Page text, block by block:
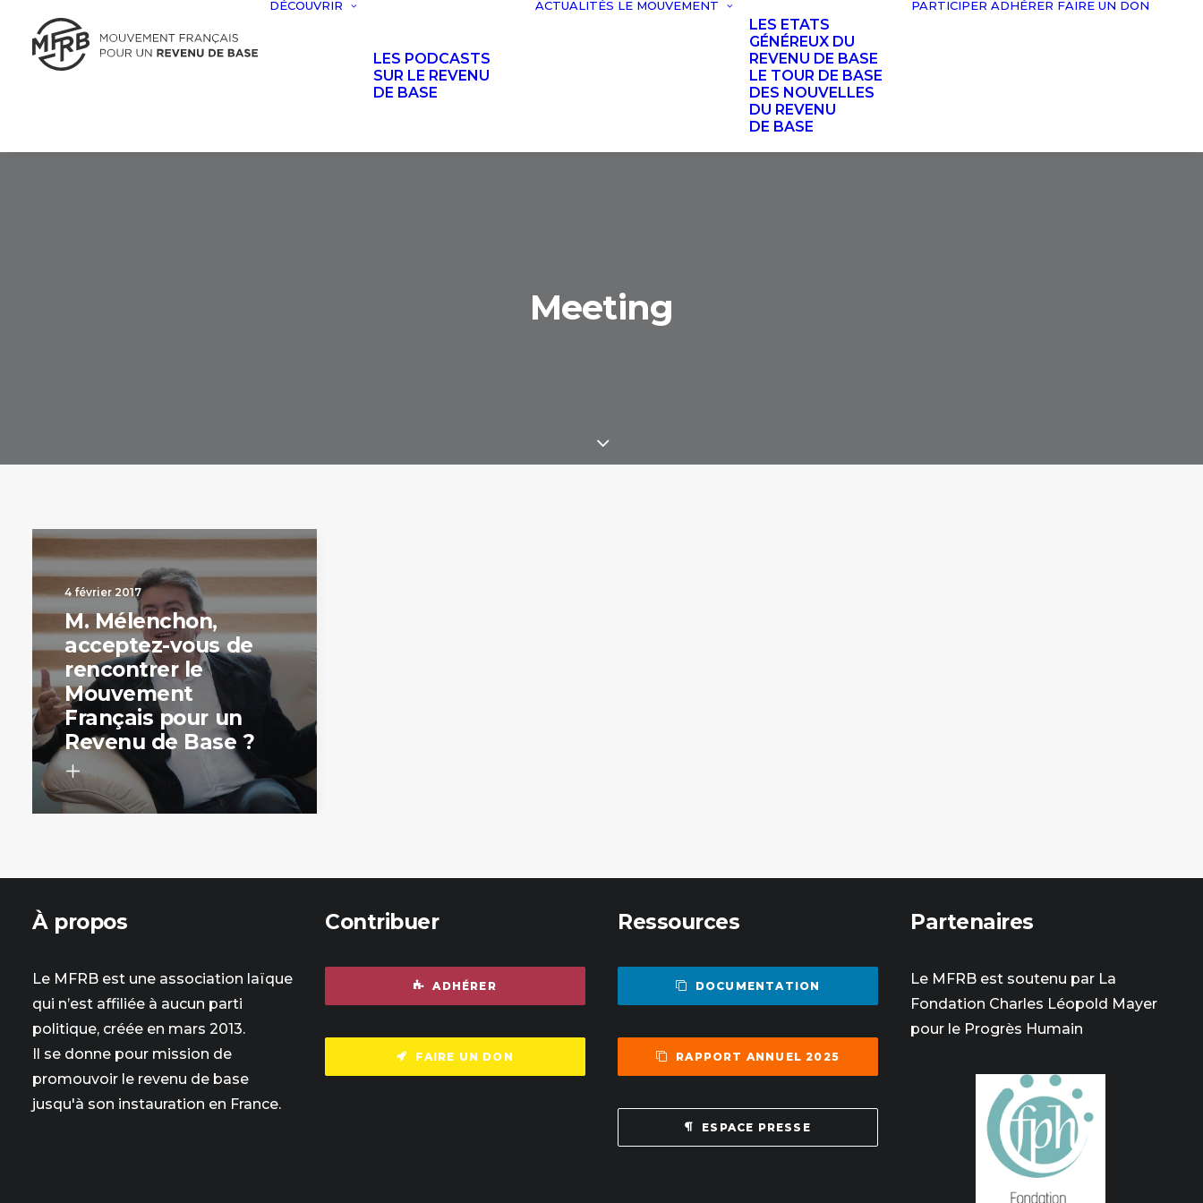
DÉCOUVRIR
LES PODCASTS
SUR LE REVENU
DE BASE
ACTUALITÉS LE MOUVEMENT
LES ETATS
GÉNÉREUX DU
REVENU DE BASE
LE TOUR DE BASE
DES NOUVELLES
DU REVENU
DE BASE
PARTICIPER ADHÉRER FAIRE UN DON
Meeting
4 février 2017
M. Mélenchon,
acceptez-vous de
rencontrer le
Mouvement
Français pour un
Revenu de Base ?
À propos
Le MFRB est une association laïque
qui n’est affiliée à aucun parti
politique, créée en mars 2013.
Il se donne pour mission de
promouvoir le revenu de base
jusqu'à son instauration en France.
Contribuer
ADHÉRER
FAIRE UN DON
Ressources
DOCUMENTATION
RAPPORT ANNUEL 2025
ESPACE PRESSE
Partenaires
Le MFRB est soutenu par La
Fondation Charles Léopold Mayer
pour le Progrès Humain